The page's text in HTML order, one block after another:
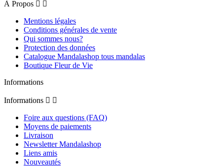
À Propos  
Mentions légales
Conditions générales de vente
Qui sommes nous?
Protection des données
Catalogue Mandalashop tous mandalas
Boutique Fleur de Vie
Informations
Informations  
Foire aux questions (FAQ)
Moyens de paiements
Livraison
Newsletter Mandalashop
Liens amis
Nouveautés